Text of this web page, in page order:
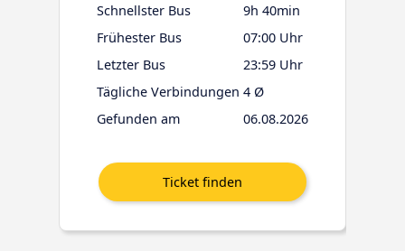
Schnellster Bus
9h 40min
Frühester Bus
07:00 Uhr
Letzter Bus
23:59 Uhr
Tägliche Verbindungen 4 Ø
Gefunden am
06.08.2026